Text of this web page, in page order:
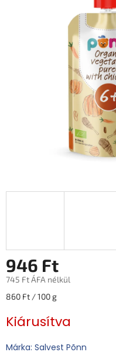
946 Ft
745 Ft ÁFA nélkül
Egységár:
860 Ft / 100 g
Kiárusítva
Márka: Salvest Põnn